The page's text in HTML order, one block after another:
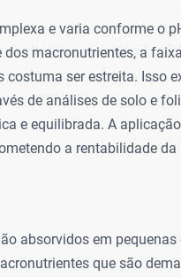
e varia conforme o
macronutrientes, a
ser estreita. Isso
de análises de solo e
e equilibrada. A
a rentabilidade da
absorvidos em
que são